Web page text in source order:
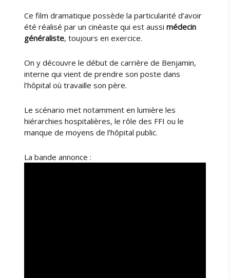
Ce film dramatique possède la particularité d’avoir
été réalisé par un cinéaste qui est aussimédecin
généraliste, toujours en exercice.
On y découvre le début de carrière de Benjamin,
interne qui vient de prendre son poste dans
l’hôpital où travaille son père.
Le scénario met notamment en lumière les
hiérarchies hospitalières, le rôle des FFI ou le
manque de moyens de l’hôpital public.
La bande annonce :